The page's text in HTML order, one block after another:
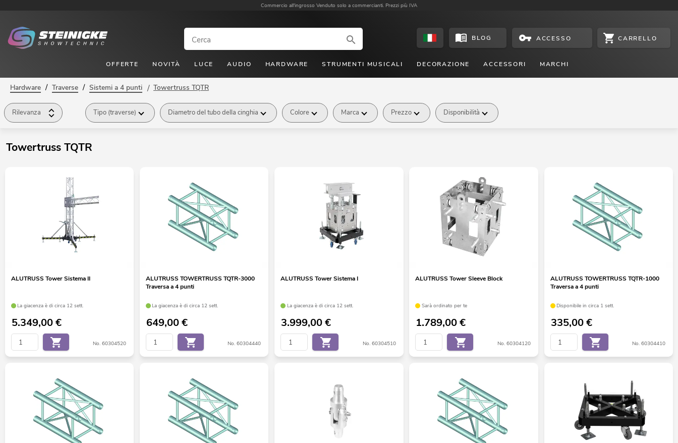
Commercio all'ingrosso Venduto solo a commercianti. Prezzi più IVA
BLOG ACCESSO CARRELLO
OFFERTE NOVITÀ LUCE AUDIO HARDWARE STRUMENTI MUSICALI DECORAZIONE ACCESSORI MARCHI
Hardware / Traverse / Sistemi a 4 punti / Towertruss TQTR
Rilevanza Tipo (traverse) Diametro del tubo della cinghia Colore Marca Prezzo Disponibilità
Towertruss TQTR
ALUTRUSS Tower Sistema II
La giacenza è di circa 12 sett.
5.349,00€
No. 60304520
ALUTRUSS TOWERTRUSS TQTR-3000
Traversa a 4 punti
La giacenza è di circa 12 sett.
649,00€
No. 60304440
ALUTRUSS Tower Sistema I
La giacenza è di circa 12 sett.
3.999,00€
No. 60304510
ALUTRUSS Tower Sleeve Block
Sarà ordinato per te
1.789,00€
No. 60304120
ALUTRUSS TOWERTRUSS TQTR-1000
Traversa a 4 punti
Disponibile in circa 1 sett.
335,00€
No. 60304410